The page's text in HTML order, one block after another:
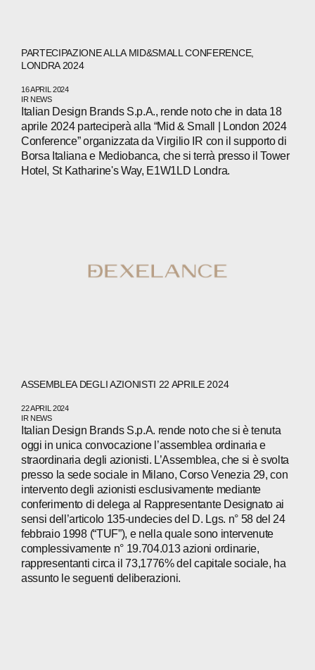
ABOUT
COMPANIES
PEOPLE
NEWS
PRESS
INVESTORS
CONTACTS
PARTECIPAZIONE ALLA MID&SMALL CONFERENCE,
LONDRA 2024
16 APRIL 2024
IR NEWS
Italian Design Brands S.p.A., rende noto che in data 18
aprile 2024 parteciperà alla “Mid & Small | London 2024
Conference” organizzata da Virgilio IR con il supporto di
Borsa Italiana e Mediobanca, che si terrà presso il Tower
Hotel, St Katharine's Way, E1W1LD Londra.
ASSEMBLEA DEGLI AZIONISTI 22 APRILE 2024
22 APRIL 2024
IR NEWS
Italian Design Brands S.p.A. rende noto che si è tenuta
oggi in unica convocazione l’assemblea ordinaria e
straordinaria degli azionisti. L’Assemblea, che si è svolta
presso la sede sociale in Milano, Corso Venezia 29, con
intervento degli azionisti esclusivamente mediante
conferimento di delega al Rappresentante Designato ai
sensi dell’articolo 135-undecies del D. Lgs. n° 58 del 24
febbraio 1998 (“TUF”), e nella quale sono intervenute
complessivamente n° 19.704.013 azioni ordinarie,
rappresentanti circa il 73,1776% del capitale sociale, ha
assunto le seguenti deliberazioni.